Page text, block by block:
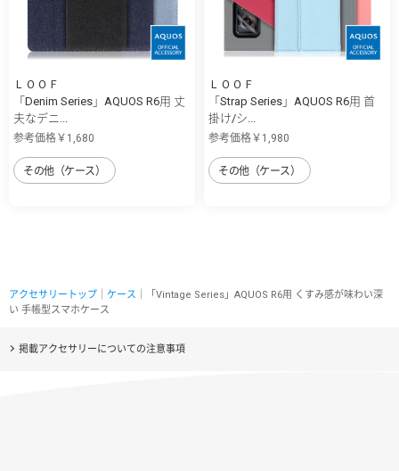
ＬＯＯＦ
「Denim Series」AQUOS R6用 丈
夫なデニ...
参考価格￥1,680
その他（ケース）
ＬＯＯＦ
「Strap Series」AQUOS R6用 首
掛け/シ...
参考価格￥1,980
その他（ケース）
アクセサリートップ ケース ｜「Vintage Series」AQUOS R6用 くすみ感が味わい深
い 手帳型スマホケース
掲載アクセサリーについての注意事項